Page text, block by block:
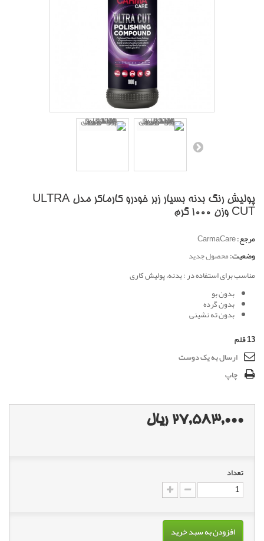
پولیش رنگ بدنه بسیار زبر خودرو کارماکر مدل ULTRA
CUT وزن 1000 گرم
مرجع:CarmaCare
وضعیت:محصول جدید
مناسب برای استفاده در : بدنه، پولیش کاری
بدون بو
بدون گرده
بدون ته نشینی
13قلم
ارسال به یک دوست
چاپ
27,583,000 ریال
تعداد
افزودن به سبد خرید